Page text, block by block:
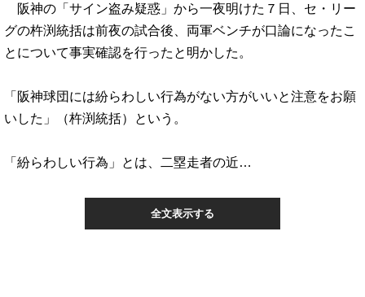
阪神の「サイン盗み疑惑」から一夜明けた７日、セ・リー
グの杵渕統括は前夜の試合後、両軍ベンチが口論になったこ
とについて事実確認を行ったと明かした。
「阪神球団には紛らわしい行為がない方がいいと注意をお願
いした」（杵渕統括）という。
「紛らわしい行為」とは、二塁走者の近…
全文表示する